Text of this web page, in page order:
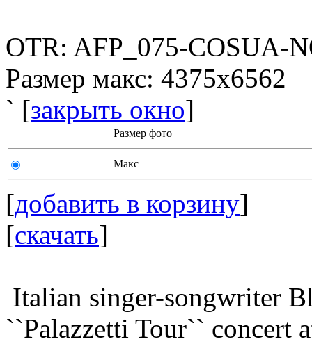
OTR: AFP_075-COSUA-
Размер макс: 4375x6562
` [закрыть окно]
Размер фото
Макс
[добавить в корзину]
[скачать]
Italian singer-songwriter
``Palazzetti Tour`` concert